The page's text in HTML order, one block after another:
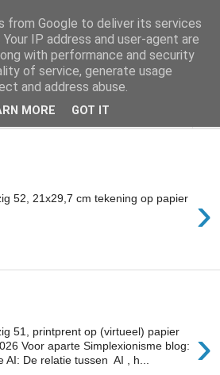
archive*
don't do it here.
›
52, 21x29,7 cm tekening op papier
›
51, printprent op (virtueel) papier
Voor aparte Simplexionisme blog:
AI: De relatie tussen AI , h...
from Google to deliver its services
IP address and user-agent are
with performance and security
of service, generate usage
and address abuse.
MORE GOT IT